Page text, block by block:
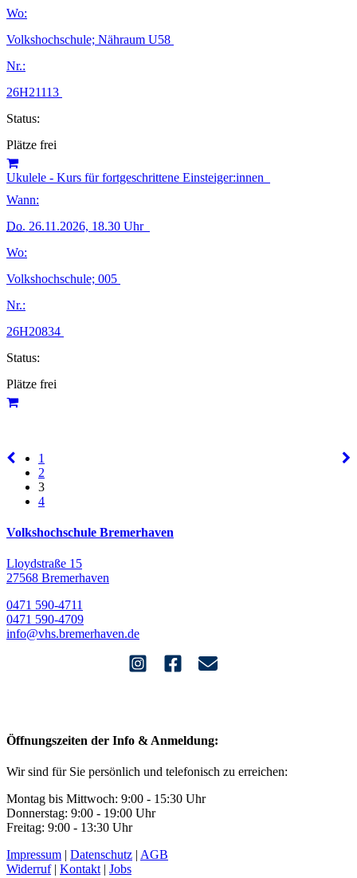
Wo:
Volkshochschule; Nähraum U58
Nr.:
26H21113
Status:
Plätze frei
Ukulele - Kurs für fortgeschrittene Einsteiger:innen
Wann:
Do. 26.11.2026, 18.30 Uhr
Wo:
Volkshochschule; 005
Nr.:
26H20834
Status:
Plätze frei
1
2
3
4
Volkshochschule Bremerhaven
Lloydstraße 15
27568 Bremerhaven
0471 590-4711
0471 590-4709
info@vhs.bremerhaven.de
Öffnungszeiten der Info & Anmeldung:
Wir sind für Sie persönlich und telefonisch zu erreichen:
Montag bis Mittwoch: 9:00 - 15:30 Uhr
Donnerstag: 9:00 - 19:00 Uhr
Freitag: 9:00 - 13:30 Uhr
Impressum | Datenschutz | AGB
Widerruf| Kontakt | Jobs